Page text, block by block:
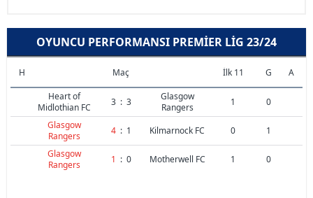
OYUNCU PERFORMANSI PREMIER LIG 23/24
H Maç İlk 11 G
A
Heart of
Midlothian FC
3 : 3
Glasgow
Rangers
1
0
Glasgow
Rangers
4 : 1 Kilmarnock FC 0
1
Glasgow
Rangers
1 : 0 Motherwell FC 1 0